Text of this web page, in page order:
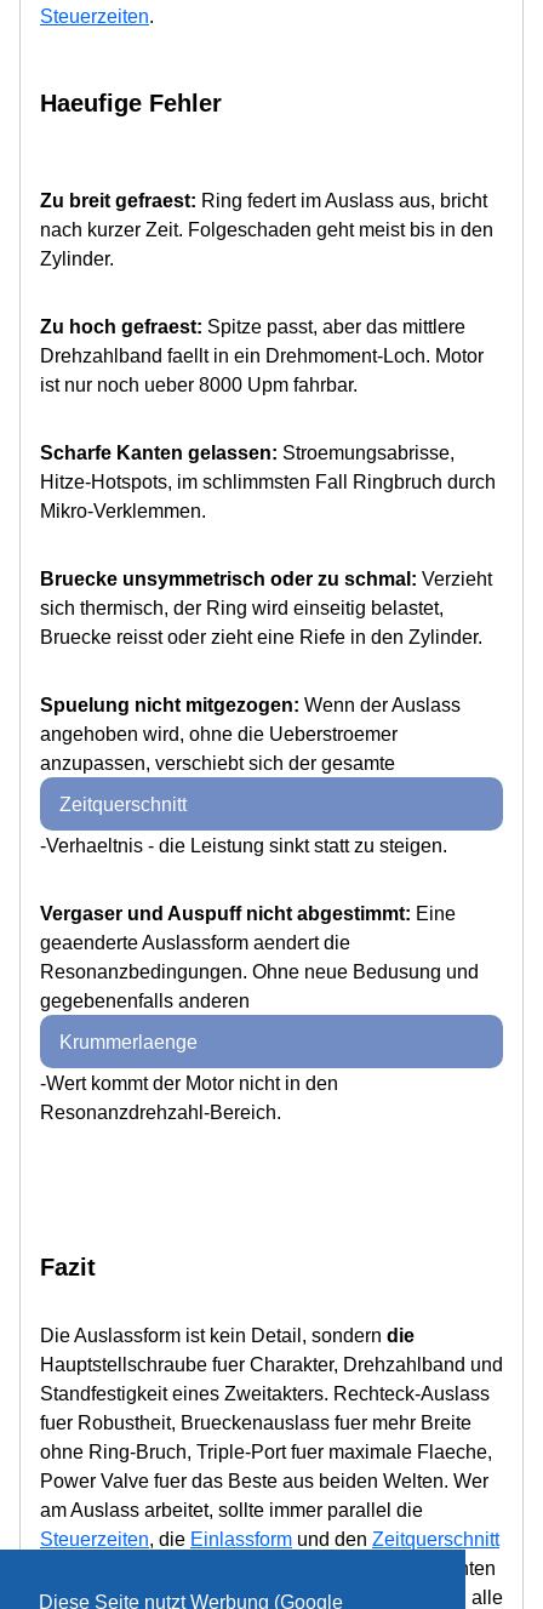
Diese Seite nutzt Werbung (Google
Steuerzeiten.
Haeufige Fehler
Zu breit gefraest: Ring federt im Auslass aus, bricht
nach kurzer Zeit. Folgeschaden geht meist bis in den
Zylinder.
Zu hoch gefraest: Spitze passt, aber das mittlere
Drehzahlband faellt in ein Drehmoment-Loch. Motor
ist nur noch ueber 8000 Upm fahrbar.
Scharfe Kanten gelassen: Stroemungsabrisse,
Hitze-Hotspots, im schlimmsten Fall Ringbruch durch
Mikro-Verklemmen.
Bruecke unsymmetrisch oder zu schmal: Verzieht
sich thermisch, der Ring wird einseitig belastet,
Bruecke reisst oder zieht eine Riefe in den Zylinder.
Spuelung nicht mitgezogen: Wenn der Auslass
angehoben wird, ohne die Ueberstroemer
anzupassen, verschiebt sich der gesamte
Zeitquerschnitt
-Verhaeltnis - die Leistung sinkt statt zu steigen.
Vergaser und Auspuff nicht abgestimmt: Eine
geaenderte Auslassform aendert die
Resonanzbedingungen. Ohne neue Bedusung und
gegebenenfalls anderen
Krummerlaenge
-Wert kommt der Motor nicht in den
Resonanzdrehzahl-Bereich.
Fazit
Die Auslassform ist kein Detail, sondern die
Hauptstellschraube fuer Charakter, Drehzahlband und
Standfestigkeit eines Zweitakters. Rechteck-Auslass
fuer Robustheit, Brueckenauslass fuer mehr Breite
ohne Ring-Bruch, Triple-Port fuer maximale Flaeche,
Power Valve fuer das Beste aus beiden Welten. Wer
am Auslass arbeitet, sollte immer parallel die
Steuerzeiten, die Einlassform und den Zeitquerschnitt
mitdenken - sonst gewinnt man oben, was man unten
verliert. Sauber gemessen, mit P400-P600 poliert, alle